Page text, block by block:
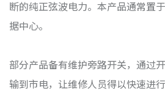
断的纯正弦波电力。本产品通常置
据中心。
部分产品备有维护旁路开关，通过
输到市电，让维修人员得以快速进